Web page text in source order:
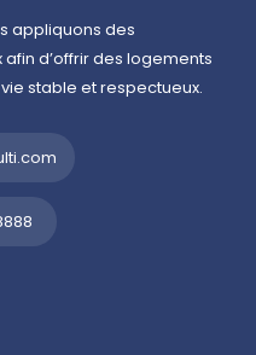
appliquons des
d’offrir des logements
stable et respectueux.